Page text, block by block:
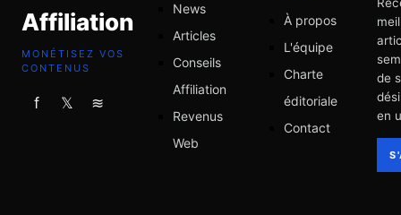
Affiliation
MONÉTISEZ VOS
CONTENUS
f 𝕏 ≋
News
Articles
Conseils
Affiliation
Revenus
Web
À propos
L'équipe
Charte
éditoriale
Contact
de
en